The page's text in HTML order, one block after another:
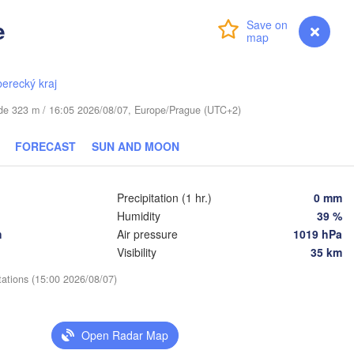
myVentusky Forecast
kraj
323 m / 16:05 2026/08/07, Europe/Prague (UTC+2)
FORECAST SUN AND MOON
Precipitation (1 hr.)
0 mm
Humidity
39 %
Air pressure
1019 hPa
Visibility
35 km
(15:00 2026/08/07)
Open Radar Map
Daugavpils
Бабруйск
(Babrujsk)
Баранавічы
(Salihorsk)
Віцебск
Магілёў
(Mahilioŭ)
BELARUS
Брянск
(Bryansk)